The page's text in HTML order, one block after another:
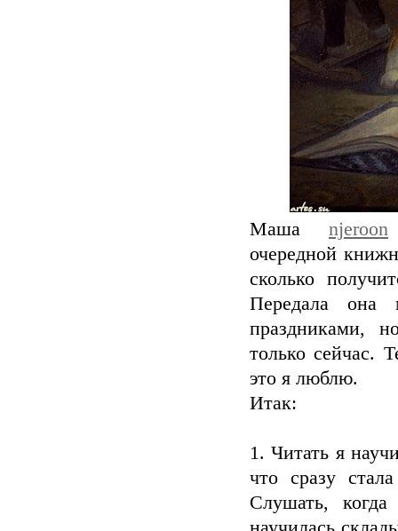
Маша njeroon
очередной
сколько
Передала
праздниками,
только сейчас.
это я люблю.
Итак:
1. Читать я
что сразу
Слушать,